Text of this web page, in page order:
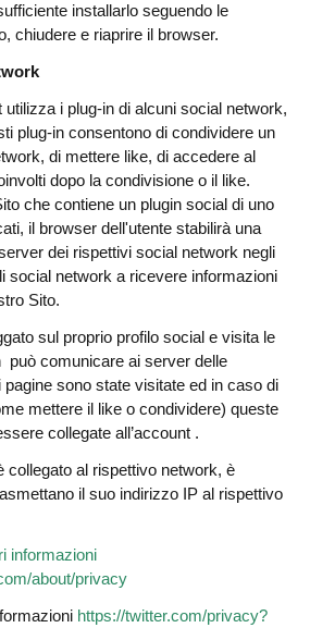
installarlo seguendo le
chiudere e riaprire il browser.
i plug-in di alcuni social network,
plug-in consentono di condividere un
di mettere like, di accedere al
dopo la condivisione o il like.
che contiene un plugin social di uno
il browser dell'utente stabilirà una
dei rispettivi social network negli
social network a ricevere informazioni
Sito.
sul proprio profilo social e visita le
può comunicare ai server delle
sono state visitate ed in caso di
mettere il like o condividere) queste
collegate all’account .
collegato al rispettivo network, è
il suo indirizzo IP al rispettivo
informazioni
about/privacy
https://twitter.com/privacy?